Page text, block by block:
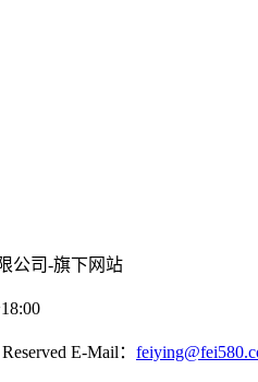
公司-旗下网站
E-Mail：